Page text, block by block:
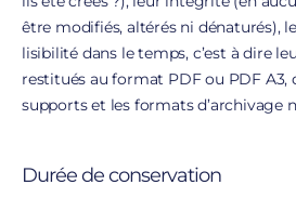
être modifiés, altérés ni dénaturés),
lisibilité dans le temps, c’est à dire
restitués au format PDF ou PDF A3,
supports et les formats d’archivage
Durée de conservation